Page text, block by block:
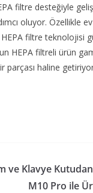
filtre desteğiyle
oluyor. Özellikle
filtre teknolojisi
HEPA filtreli ürün
parçası haline
ve Klavye Kutudan
M10 Pro ile